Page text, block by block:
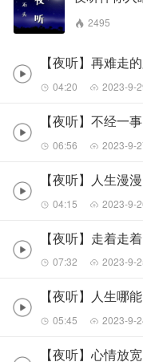
2495
【夜听】再难走
04:20 2023-9-
【夜听】不经一
06:56 2023-9-
【夜听】人生漫
04:15 2023-9-
【夜听】走着走
07:32 2023-9-
【夜听】人生哪
05:45 2023-9-
【夜听】心情放